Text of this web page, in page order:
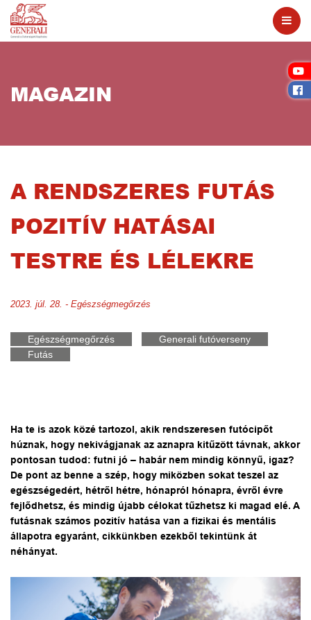
MAGAZIN
A RENDSZERES FUTÁS
POZITÍV HATÁSAI
TESTRE ÉS LÉLEKRE
2023. júl. 28. - Egészségmegőrzés
Egészségmegőrzés
Generali futóverseny
Futás
Ha te is azok közé tartozol, akik rendszeresen futócipőt
húznak, hogy nekivágjanak az aznapra kitűzött távnak, akkor
pontosan tudod: futni jó – habár nem mindig könnyű, igaz?
De pont az benne a szép, hogy miközben sokat teszel az
egészségedért, hétről hétre, hónapról hónapra, évről évre
fejlődhetsz, és mindig újabb célokat tűzhetsz ki magad elé. A
futásnak számos pozitív hatása van a fizikai és mentális
állapotra egyaránt, cikkünkben ezekből tekintünk át
néhányat.